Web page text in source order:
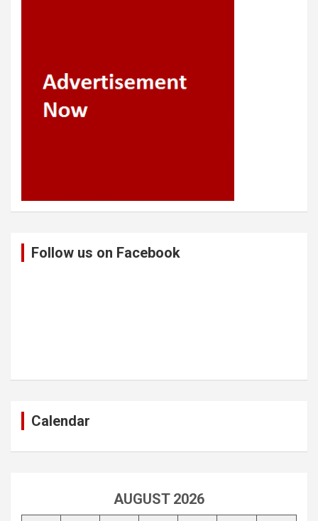
Follow us on Facebook
Calendar
AUGUST 2026